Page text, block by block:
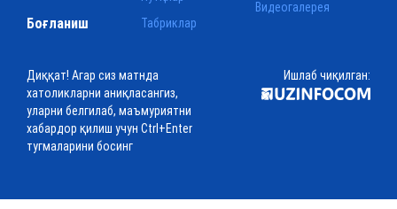
Табриклар
Видеогалерея
Боғланиш
Диққат! Агар сиз матнда
хатоликларни аниқласангиз,
уларни белгилаб, маъмуриятни
хабардор қилиш учун Ctrl+Enter
тугмаларини босинг
Ишлаб чиқилган: